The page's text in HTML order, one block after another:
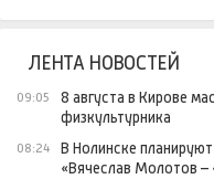
ЛЕНТА НОВОСТЕЙ
09:05
8 августа в Кирове
физкультурника
08:24
В Нолинске
«Вячеслав Молотов